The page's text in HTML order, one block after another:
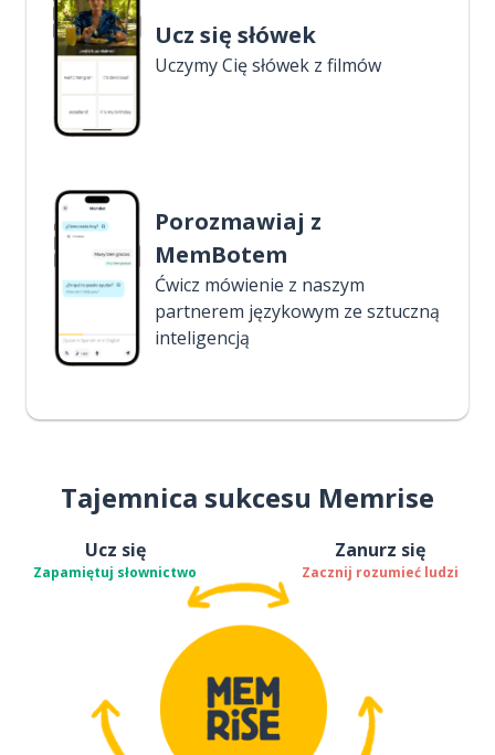
Ucz się słówek
Uczymy Cię słówek z filmów
Porozmawiaj z
MemBotem
Ćwicz mówienie z naszym
partnerem językowym ze sztuczną
inteligencją
Tajemnica sukcesu Memrise
Ucz się
Zapamiętuj słownictwo
Zanurz się
Zacznij rozumieć ludzi